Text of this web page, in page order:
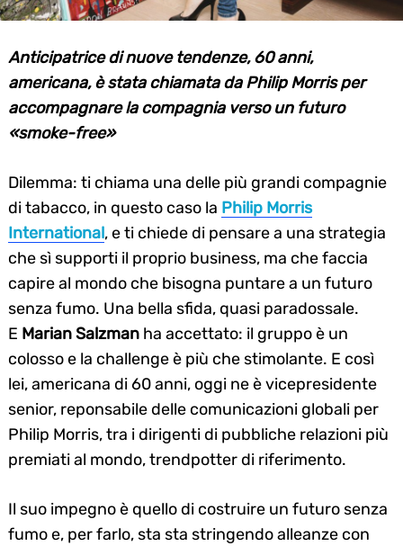
Anticipatrice di nuove tendenze, 60 anni,
americana, è stata chiamata da Philip Morris per
accompagnare la compagnia verso un futuro
«smoke-free»
Dilemma: ti chiama una delle più grandi compagnie
di tabacco, in questo caso la Philip Morris
International, e ti chiede di pensare a una strategia
che sì supporti il proprio business, ma che faccia
capire al mondo che bisogna puntare a un futuro
senza fumo. Una bella sfida, quasi paradossale.
E Marian Salzman ha accettato: il gruppo è un
colosso e la challenge è più che stimolante. E così
lei, americana di 60 anni, oggi ne è vicepresidente
senior, reponsabile delle comunicazioni globali per
Philip Morris, tra i dirigenti di pubbliche relazioni più
premiati al mondo, trendpotter di riferimento.
Il suo impegno è quello di costruire un futuro senza
fumo e, per farlo, sta sta stringendo alleanze con